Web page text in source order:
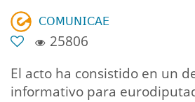
𝖢𝖮𝖬𝖴𝖭𝖨𝖢𝖠𝖤
25806
El acto ha consistido en un
informativo para